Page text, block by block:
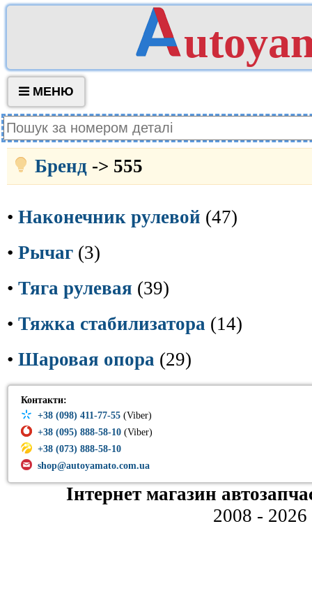
МЕНЮ
Бренд -> 555
• Наконечник рулевой (47)
• Рычаг (3)
• Тяга рулевая (39)
• Тяжка стабилизатора (14)
• Шаровая опора (29)
Контакти:
+38 (098) 411-77-55 (Viber)
+38 (095) 888-58-10 (Viber)
+38 (073) 888-58-10
shop@autoyamato.com.ua
Інтернет магазин
2008 - 2026